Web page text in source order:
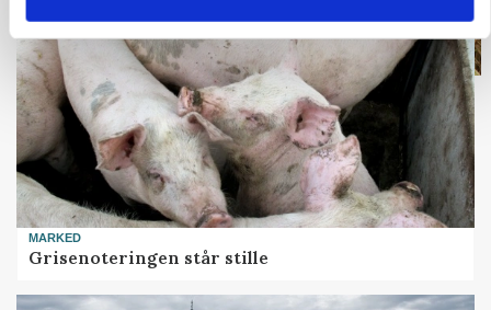
MARKED
Grisenoteringen står stille